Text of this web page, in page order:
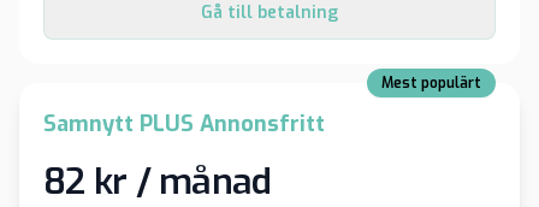
Gå till betalning
Mest populärt
Samnytt PLUS Annonsfritt
82 kr / månad